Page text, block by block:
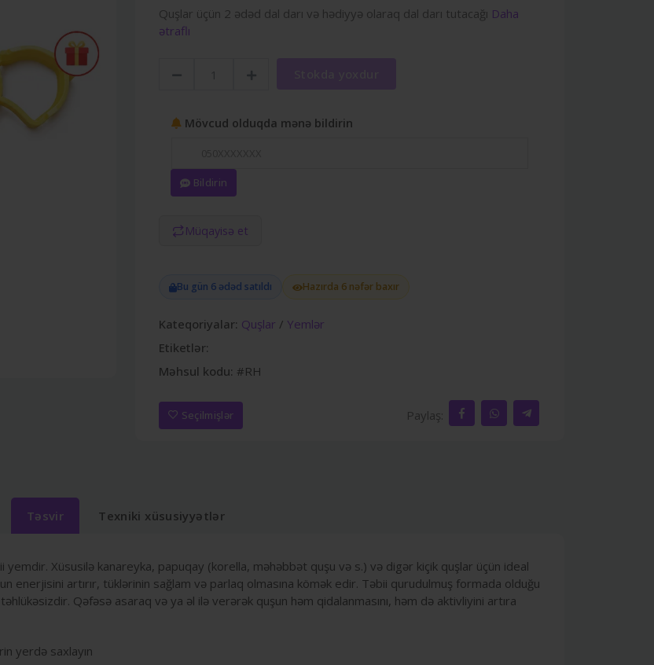
Quşlar üçün 2 ədəd dal darı və hədiyyə olaraq dal darı tutacağı Daha
ətraflı
Mövcud olduqda mənə bildirin
Bildirin
Müqayisə et
Bu gün 6 ədəd satıldı Hazırda 6 nəfər baxır
Kateqoriyalar: Quşlar / Yemlər
Etiketlər:
Məhsul kodu: #RH
Seçilmişlər Paylaş:
Təsvir Texniki xüsusiyyətlər
yemdir. Xüsusilə kanareyka, papuqay (korella, məhəbbət quşu və s.) və digər kiçik quşlar üçün ideal
enerjisini artırır, tüklərinin sağlam və parlaq olmasına kömək edir. Təbii qurudulmuş formada olduğu
Qəfəsə asaraq və ya əl ilə verərək quşun həm qidalanmasını, həm də aktivliyini artıra
yerdə saxlayın